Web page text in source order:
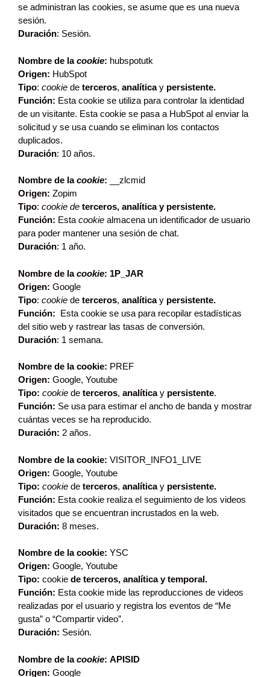
se administran las cookies, se asume que es una nueva
sesión.
Duración: Sesión.
Nombre de lacookie: hubspotutk
Origen: HubSpot
Tipo: cookie de terceros, analíticay persistente.
Función: Esta cookie se utiliza para controlar la identidad
de un visitante. Esta cookie se pasa a HubSpot al enviar la
solicitud y se usa cuando se eliminan los contactos
duplicados.
Duración: 10 años.
Nombre de lacookie: __zlcmid
Origen: Zopim
Tipo: cookie de terceros, analítica y persistente.
Función: Esta cookie almacena un identificador de usuario
para poder mantener una sesión de chat.
Duración: 1 año.
Nombre de lacookie: 1P_JAR
Origen: Google
Tipo: cookie de terceros, analíticay persistente.
Función: Esta cookie se usa para recopilar estadísticas
del sitio web y rastrear las tasas de conversión.
Duración: 1 semana.
Nombre de la cookie: PREF
Origen: Google, Youtube
Tipo: cookie de terceros, analíticay persistente.
Función: Se usa para estimar el ancho de banda y mostrar
cuántas veces se ha reproducido.
Duración: 2 años.
Nombre de la cookie: VISITOR_INFO1_LIVE
Origen: Google, Youtube
Tipo: cookie de terceros, analíticay persistente.
Función: Esta cookie realiza el seguimiento de los videos
visitados que se encuentran incrustados en la web.
Duración: 8 meses.
Nombre de la cookie: YSC
Origen: Google, Youtube
Tipo: cookie de terceros, analítica y temporal.
Función: Esta cookie mide las reproducciones de videos
realizadas por el usuario y registra los eventos de “Me
gusta” o “Compartir video”.
Duración: Sesión.
Nombre de lacookie: APISID
Origen: Google